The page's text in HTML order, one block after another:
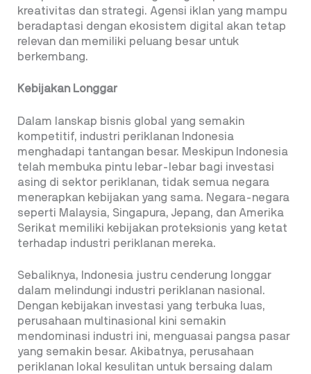
kreativitas dan strategi. Agensi iklan yang mampu
beradaptasi dengan ekosistem digital akan tetap
relevan dan memiliki peluang besar untuk
berkembang.
Kebijakan Longgar
Dalam lanskap bisnis global yang semakin
kompetitif, industri periklanan Indonesia
menghadapi tantangan besar. Meskipun Indonesia
telah membuka pintu lebar-lebar bagi investasi
asing di sektor periklanan, tidak semua negara
menerapkan kebijakan yang sama. Negara-negara
seperti Malaysia, Singapura, Jepang, dan Amerika
Serikat memiliki kebijakan proteksionis yang ketat
terhadap industri periklanan mereka.
Sebaliknya, Indonesia justru cenderung longgar
dalam melindungi industri periklanan nasional.
Dengan kebijakan investasi yang terbuka luas,
perusahaan multinasional kini semakin
mendominasi industri ini, menguasai pangsa pasar
yang semakin besar. Akibatnya, perusahaan
periklanan lokal kesulitan untuk bersaing dalam